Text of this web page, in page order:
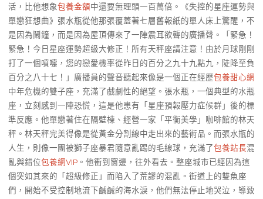
活，比他想象包養金額中還要無理頭一百萬倍。《失控的星座運勢與
單戀狂想曲》張水瓶從他那張覆蓋著七層舊報紙的單人床上驚醒，不
是因為鬧鐘，而是因為屋頂傳來了一陣震耳欲聾的廣播聲。「緊急！
緊急！今日星座運勢超級大修正！所有天秤座請注意！由於月球剛剛
打了一個噴嚏，您的戀愛機率從昨日的百分之九十九點九，陡降至負
百分之八十七！」廣播員的聲音聽起來像是一個正在經歷包養甜心網
中年危機的雙子座，充滿了戲劇性的絕望。張水瓶，一個典型的水瓶
座，立刻感到一陣恐慌，這是他患有「星座預報壓力症候群」後的標
準反應。他單戀著住在隔壁棟、經營一家「平衡美學」咖啡館的林天
秤。林天秤完美得像是從黃金分割線中走出來的藝術品。而張水瓶的
人生，則像一團被獅子座暴君隨意亂踢的毛線球，充滿了包養站長混
亂與錯位包養網VIP。他衝到窗邊，往外看去。整座城市已經因為這
個突如其來的「超級修正」而陷入了荒謬的混亂。街道上的雙魚座
們，開始不受控制地流下鹹鹹的海水淚，他們無法停止地哭泣，導致